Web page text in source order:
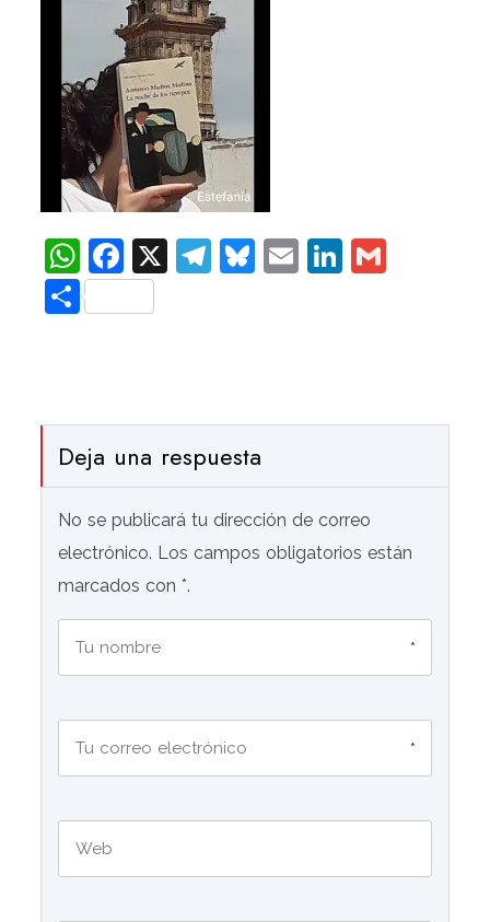
WhatsApp
Facebook
X Telegram
Bluesky
EmailLinkedIn
Compartir
Deja una respuesta
No se publicará tu dirección de correo
electrónico. Los campos obligatorios están
marcados con *.
*
*